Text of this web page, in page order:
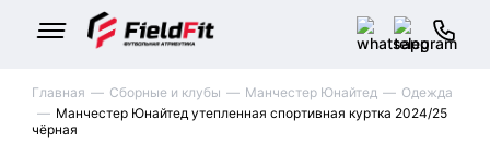
Главная Сборные и клубы Манчестер Юнайтед
Одежда
Манчестер Юнайтед утепленная спортивная куртка 2024/25
чёрная